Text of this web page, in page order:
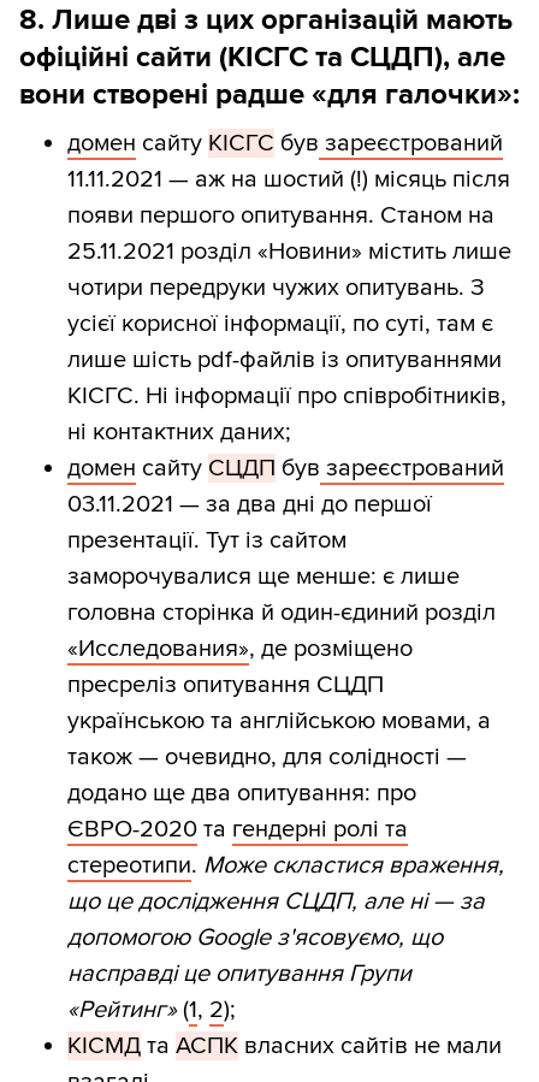
8. Лише дві з цих організацій мають
офіційні сайти (КІСГС та СЦДП), але
вони створені радше «для галочки»:
домен сайту КІСГС був зареєстрований
11.11.2021 — аж на шостий (!) місяць після
появи першого опитування. Станом на
25.11.2021 розділ «Новини» містить лише
чотири передруки чужих опитувань. З
усієї корисної інформації, по суті, там є
лише шість pdf-файлів із опитуваннями
КІСГС. Ні інформації про співробітників,
ні контактних даних;
домен сайту СЦДП був зареєстрований
03.11.2021 — за два дні до першої
презентації. Тут із сайтом
заморочувалися ще менше: є лише
головна сторінка й один-єдиний розділ
«Исследования», де розміщено
пресреліз опитування СЦДП
українською та англійською мовами, а
також — очевидно, для солідності —
додано ще два опитування: про
ЄВРО-2020 та гендерні ролі та
стереотипи. Може скластися враження,
що це дослідження СЦДП, але ні — за
допомогою Google з'ясовуємо, що
насправді це опитування Групи
«Рейтинг»(1, 2);
КІСМД та АСПК власних сайтів не мали